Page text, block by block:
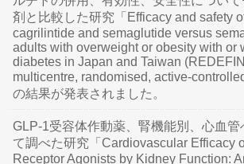
剤と比較した研究「Efficacy and safety
cagrilintide and semaglutide versus
adults with overweight or obesity with or
diabetes in Japan and Taiwan
multicentre, randomised, active-
の結果が発表されました。
GLP-1受容体作動薬、腎機能別、心血
て調べた研究「Cardiovascular Efficacy
Receptor Agonists by Kidney Function: